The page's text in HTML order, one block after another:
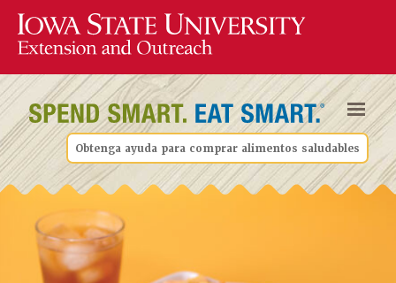
Obtenga ayuda para comprar alimentos saludables